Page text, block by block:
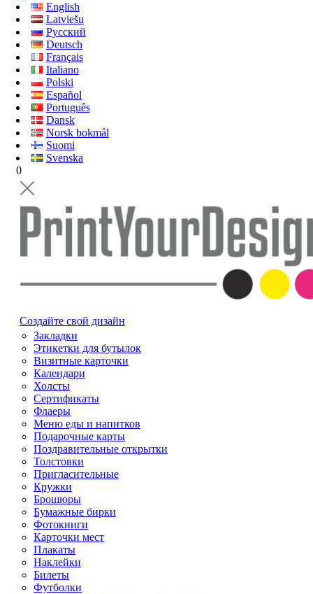
English
Latviešu
Русский
Deutsch
Français
Italiano
Polski
Español
Português
Dansk
Norsk bokmål
Suomi
Svenska
0
Создайте свой дизайн
Закладки
Этикетки для бутылок
Визитные карточки
Календари
Холсты
Сертификаты
Флаеры
Меню еды и напитков
Подарочные карты
Поздравительные открытки
Толстовки
Пригласительные
Кружки
Брошюры
Бумажные бирки
Фотокниги
Карточки мест
Плакаты
Наклейки
Билеты
Футболки